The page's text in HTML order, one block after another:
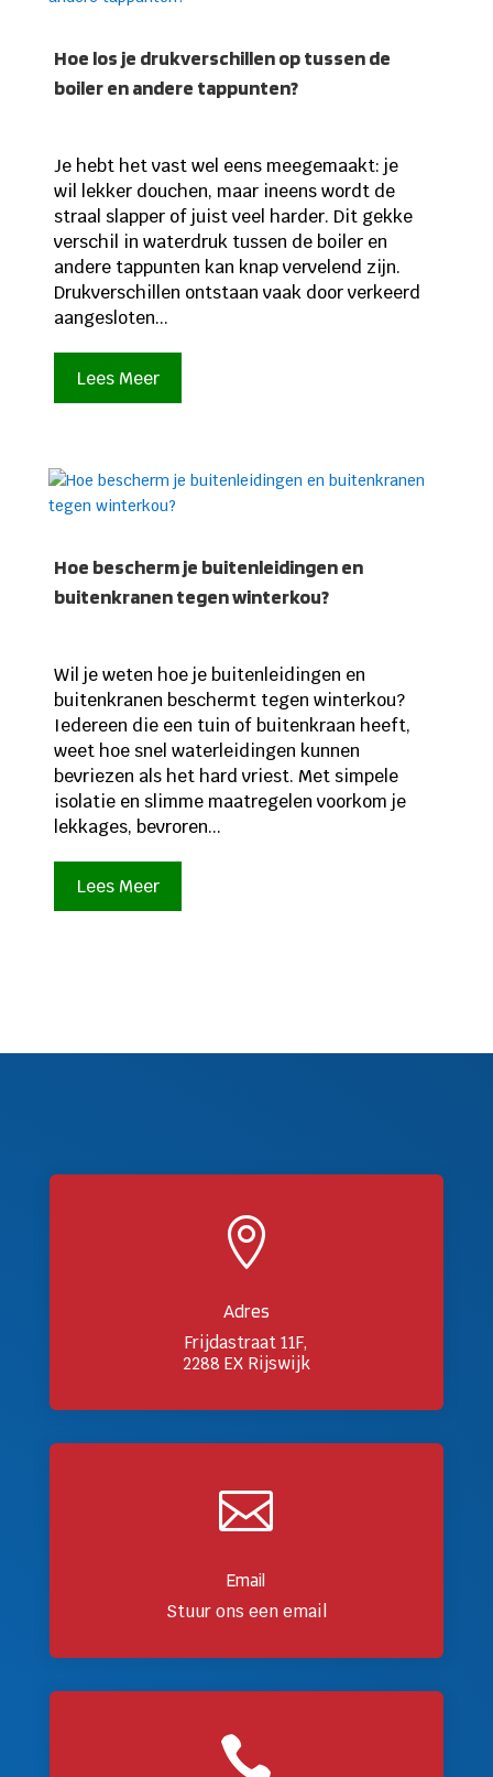
Hoe los je drukverschillen op tussen de
boiler en andere tappunten?
Je hebt het vast wel eens meegemaakt: je
wil lekker douchen, maar ineens wordt de
straal slapper of juist veel harder. Dit gekke
verschil in waterdruk tussen de boiler en
andere tappunten kan knap vervelend zijn.
Drukverschillen ontstaan vaak door verkeerd
aangesloten...
Lees Meer
Hoe bescherm je buitenleidingen en
buitenkranen tegen winterkou?
Wil je weten hoe je buitenleidingen en
buitenkranen beschermt tegen winterkou?
Iedereen die een tuin of buitenkraan heeft,
weet hoe snel waterleidingen kunnen
bevriezen als het hard vriest. Met simpele
isolatie en slimme maatregelen voorkom je
lekkages, bevroren...
Lees Meer

Adres
Frijdastraat 11F,
2288 EX Rijswijk

Email
Stuur ons een email
